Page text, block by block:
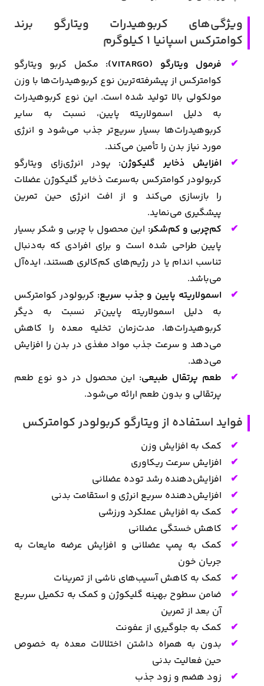
ویژگی‌های کربوهیدرات ویتارگو برند
کوامترکس اسپانیا 1 کیلوگرم
فرمول ویتارگو (VITARGO):
مکمل کربو ویتارگو
کوامترکس از پیشرفته‌ترین نوع کربوهیدرات‌ها با وزن
مولکولی بالا تولید شده است. این نوع کربوهیدرات
به دلیل اسمولاریته پایین، نسبت به سایر
کربوهیدرات‌ها بسیار سریع‌تر جذب می‌شود و انرژی
مورد نیاز بدن را تأمین می‌کند.
افزایش ذخایر گلیکوژن: پودر انرژی‌زای ویتارگو
کربولودر کوامترکس به‌سرعت ذخایر گلیکوژن عضلات
را بازسازی می‌کند و از افت انرژی حین تمرین
پیشگیری می‌نماید.
کم‌چربی و کم‌شکر: این محصول با چربی و شکر بسیار
پایین طراحی شده است و برای افرادی که به‌دنبال
تناسب اندام یا در رژیم‌های کم‌کالری هستند، ایده‌آل
می‌باشد.
اسمولاریته پایین و جذب سریع: کربولودر کوامترکس
به دلیل اسمولاریته پایین‌تر نسبت به دیگر
کربوهیدرات‌ها، مدت‌زمان تخلیه معده را کاهش
می‌دهد و سرعت جذب مواد مغذی در بدن را افزایش
می‌دهد.
طعم پرتقال طبیعی: این محصول در دو نوع طعم
پرتقالی و بدون طعم ارائه می‌شود.
فواید استفاده از ویتارگو کربولودر کوامترکس
کمک به افزایش وزن
افزایش سرعت ریکاوری
افزایش‌دهنده رشد توده عضلانی
افزایش‌دهنده سریع انرژی و استقامت بدنی
کمک به افزایش عملکرد ورزشی
کاهش خستگی عضلانی
کمک به پمپ عضلانی و افزایش عرضه مایعات به
جریان خون
کمک به کاهش آسیب‌های ناشی از تمرینات
ضامن سطوح بهینه گلیکوژن و کمک به تکمیل سریع
آن بعد از تمرین
کمک به جلوگیری از عفونت
بدون به همراه داشتن اختلالات معده به خصوص
حین فعالیت بدنی
زود هضم و زود جذب